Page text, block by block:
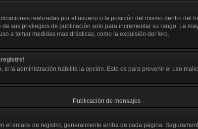
realizadas por el usuario o la posición del mismo dentro del
sus privilegios de publicación solo para incrementar su rango. La
a tomar medidas mas drásticas, como la expulsión del foro.
registre!
la administración habilita la opción. Esto es para prevenir el uso
Publicación de mensajes
el enlace de registro, generalmente arriba de cada página.